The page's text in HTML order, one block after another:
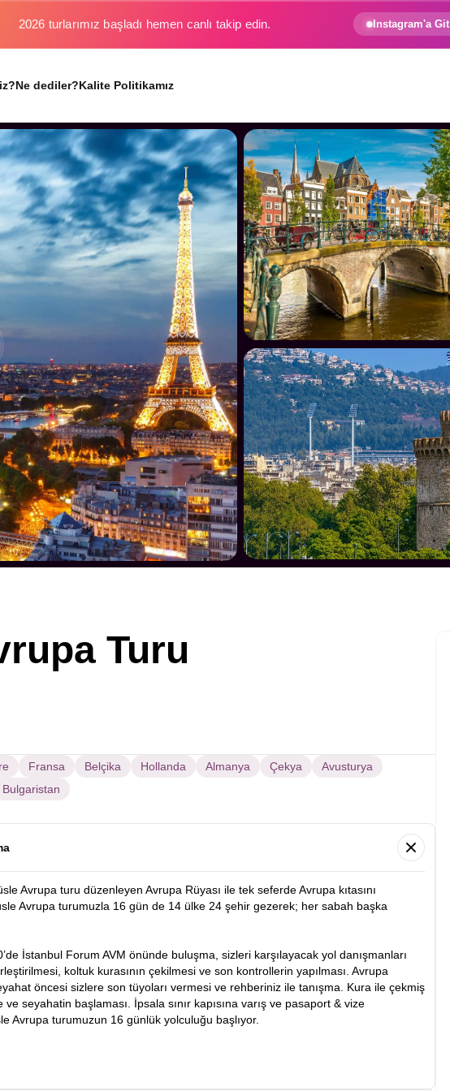
Binlerce gezginin hayali gerçek oluyor. Instagram'a Git
Ne dediler?Kalite Politikamız
Turu
Fransa Belçika Hollanda Almanya Çekya
Avusturya
Bulgaristan
Avrupa turu düzenleyen Avrupa Rüyası ile tek seferde Avrupa kıtasını
Avrupa turumuzla 16 gün de 14 ülke 24 şehir gezerek; her sabah başka
İstanbul Forum AVM önünde buluşma, sizleri karşılayacak yol danışmanları
koltuk kurasının çekilmesi ve son kontrollerin yapılması. Avrupa
öncesi sizlere son tüyoları vermesi ve rehberiniz ile tanışma. Kura ile çekmiş
seyahatin başlaması. İpsala sınır kapısına varış ve pasaport & vize
Avrupa turumuzun 16 günlük yolculuğu başlıyor.